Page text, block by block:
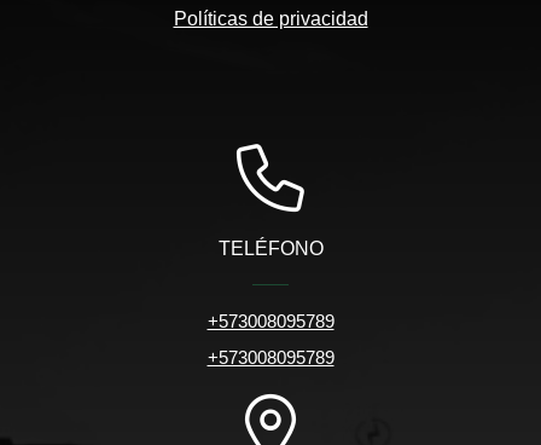
Políticas de privacidad
TELÉFONO
+573008095789
+573008095789